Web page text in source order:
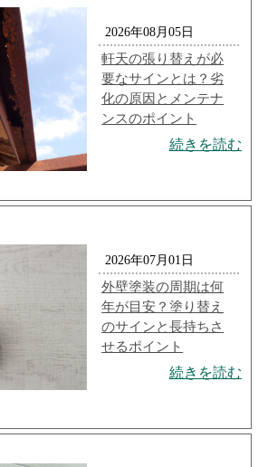
2026年08月05日
軒天の張り替えが必
要なサインとは？劣
化の原因とメンテナ
ンスのポイント
続きを読む
2026年07月01日
外壁塗装の周期は何
年が目安？塗り替え
のサインと長持ちさ
せるポイント
続きを読む